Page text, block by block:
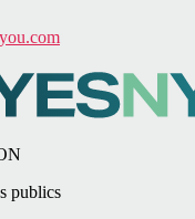
publics